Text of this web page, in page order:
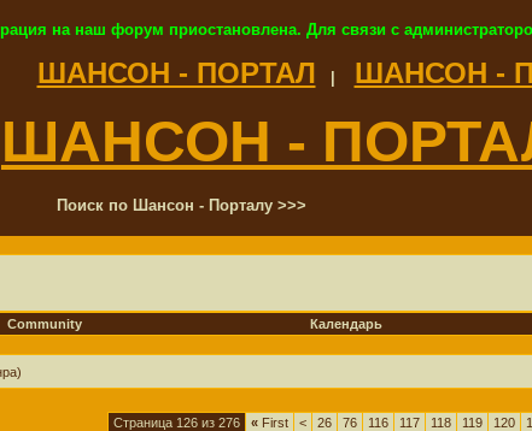
на наш форум приостановлена. Для связи с
ШАНСОН - ПОРТАЛ ШАНСОН -
ШАНСОН -
Поиск по Шансон - Порталу >>>
Community Календарь
Страница 126 из 276 « First < 26 76 116 117 118 119 120